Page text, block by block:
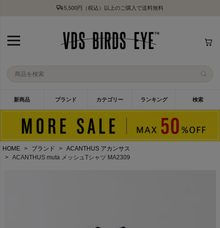
5,500円（税込）以上のご購入で送料無料
新商品 ブランド カテゴリー ランキング 検索
HOME ブランド
ACANTHUS アカンサス
ACANTHUS muta メッシュTシャツ MA2309